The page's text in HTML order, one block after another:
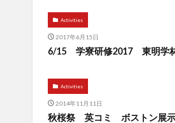
Activities
2017年6月15日
6/15 学寮研修2017 東明学
Activities
2014年11月11日
秋桜祭 英コミ ボストン展